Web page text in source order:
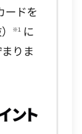
ードを
※1 に
りま